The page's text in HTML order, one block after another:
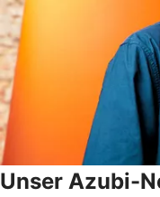
Unser Azubi-